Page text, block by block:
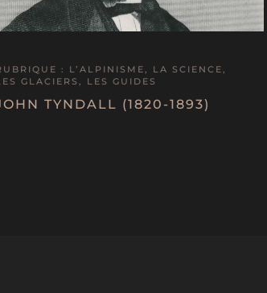
: L’ALPINISME, LA SCIENCE,
GLACIERS, LES GUIDES
TYNDALL (1820-1893)